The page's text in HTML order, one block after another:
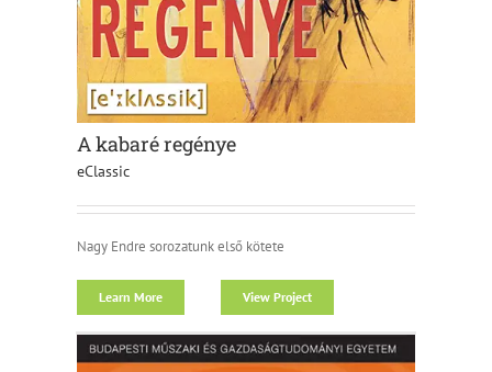
A kabaré regénye
eClassic
Nagy Endre sorozatunk első kötete
Learn More View Project